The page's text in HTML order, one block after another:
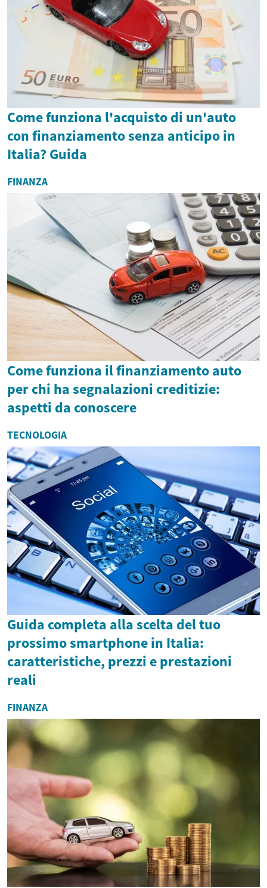
Come funziona l'acquisto di un'auto
con finanziamento senza anticipo in
Italia? Guida
FINANZA
Come funziona il finanziamento auto
per chi ha segnalazioni creditizie:
aspetti da conoscere
TECNOLOGIA
Guida completa alla scelta del tuo
prossimo smartphone in Italia:
caratteristiche, prezzi e prestazioni
reali
FINANZA